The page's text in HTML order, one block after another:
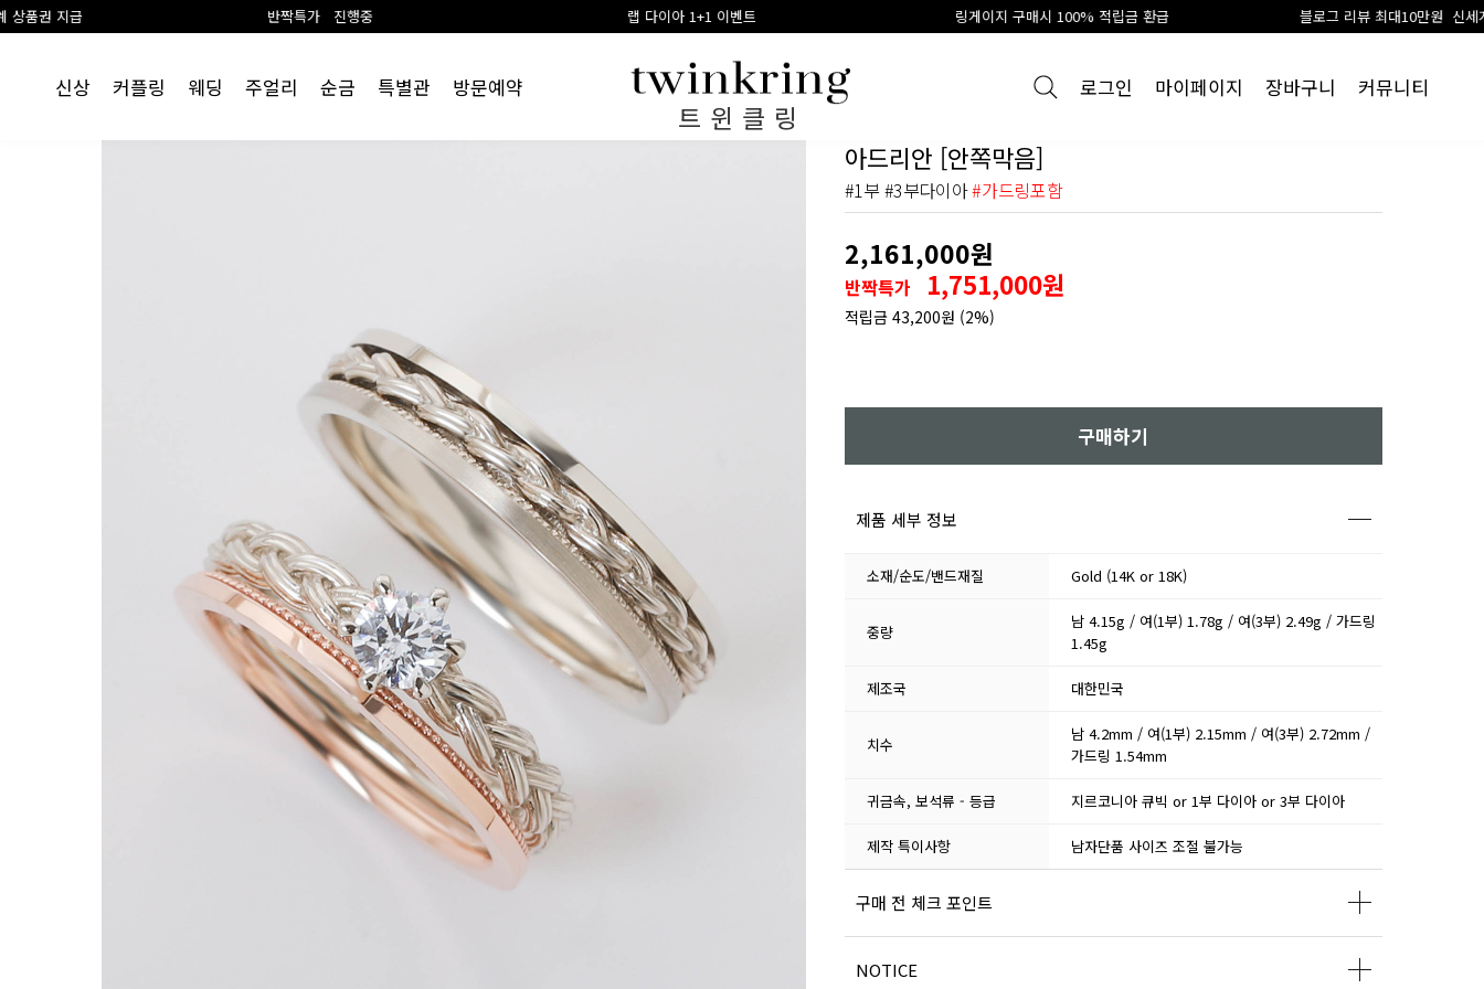
링게이지 구매시 100% 적립금 환급 블로그 리뷰 최대10만원 신세계 상품권 지급
트윈클링
신상 커플링 웨딩 주얼리 순금 특별관 방문예약 로그인 마이페이지 장바구니 커뮤니티
아드리안 [안쪽막음]
#1부 #3부다이아#가드링포함
2,161,000원
반짝특가 1,751,000원
적립금 43,200원 (2%)
구매하기
제품 세부 정보
소재/순도/밴드재질 Gold (14K or 18K)
중량
남 4.15g / 여(1부) 1.78g / 여(3부) 2.49g / 가드링
1.45g
제조국 대한민국
치수
남 4.2mm / 여(1부) 2.15mm / 여(3부) 2.72mm /
가드링 1.54mm
귀금속, 보석류 - 등급 지르코니아 큐빅 or 1부 다이아 or 3부 다이아
제작 특이사항 남자단품 사이즈 조절 불가능
구매 전 체크 포인트
NOTICE